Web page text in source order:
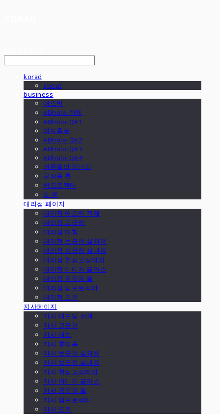
korad
about
business
애드빔
ADholo-전체
ADholo-QX1
애드홀로
ADholo-QX2
ADholo-QX3
ADholo-QX4
어른들의 장난감
공작용 툴
빔프로젝터
드 론
대리점 페이지
대리점 애드빔 전체
대리점 고급형
대리점 대형
대리점 보급형 실외용
대리점 보급형 실내용
대리점 천정고정매입
대리점 이미지 글라스
대리점 공작용 툴
대리점 빔프로젝터
대리점 드론
지사페이지
지사 애드빔 전체
지사 고급형
지사 대형
지사 휴대용
지사 보급형 실외용
지사 보급형 실내용
지사 천정고정매입
지사 이미지 글라스
지사 공작용 툴
지사 빔프로젝터
지사 드론